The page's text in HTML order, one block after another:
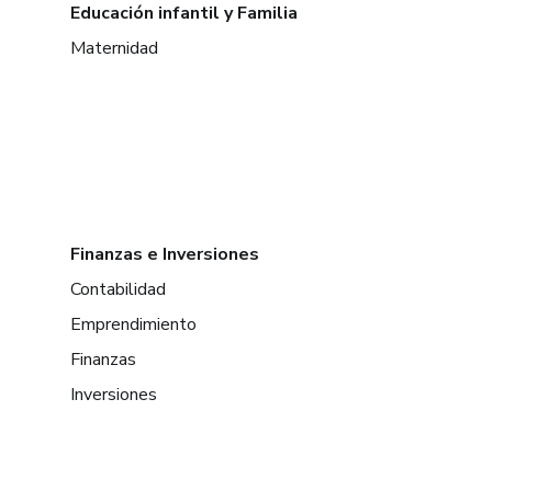
Educación infantil y Familia
Maternidad
Finanzas e Inversiones
Contabilidad
Emprendimiento
Finanzas
Inversiones